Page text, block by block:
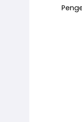
Setelah